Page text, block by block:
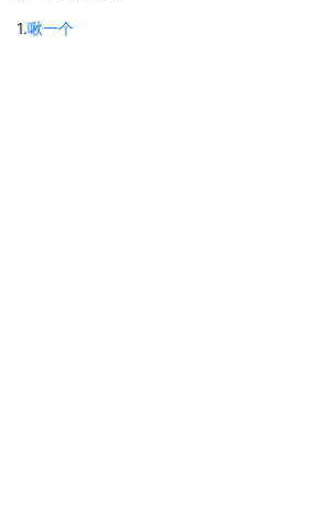
1.啾一个